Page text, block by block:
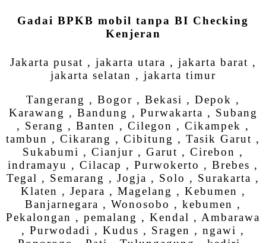
Gadai BPKB mobil tanpa BI Checking
Kenjeran
Jakarta pusat , jakarta utara , jakarta barat ,
jakarta selatan , jakarta timur
Tangerang , Bogor , Bekasi , Depok ,
Karawang , Bandung , Purwakarta , Subang
, Serang , Banten , Cilegon , Cikampek ,
tambun , Cikarang , Cibitung , Tasik Garut ,
Sukabumi , Cianjur , Garut , Cirebon ,
indramayu , Cilacap , Purwokerto , Brebes ,
Tegal , Semarang , Jogja , Solo , Surakarta ,
Klaten , Jepara , Magelang , Kebumen ,
Banjarnegara , Wonosobo , kebumen ,
Pekalongan , pemalang , Kendal , Ambarawa
, Purwodadi , Kudus , Sragen , ngawi ,